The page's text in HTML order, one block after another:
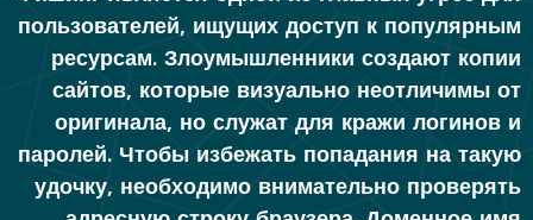
пользователей, ищущих доступ к популярным
ресурсам. Злоумышленники создают копии
сайтов, которые визуально неотличимы от
оригинала, но служат для кражи логинов и
паролей. Чтобы избежать попадания на такую
удочку, необходимо внимательно проверять